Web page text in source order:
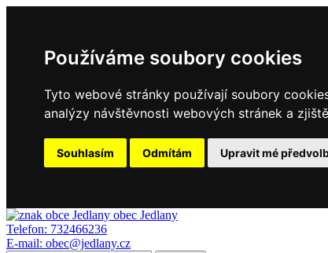
Používáme soubory cookies
Tyto webové stránky používají soubory
analýzy návštěvnosti webových stránek a
Souhlasím Odmítám Upravit mé
obec Jedlany
Telefon: 732466236
E-mail: obec@jedlany.cz